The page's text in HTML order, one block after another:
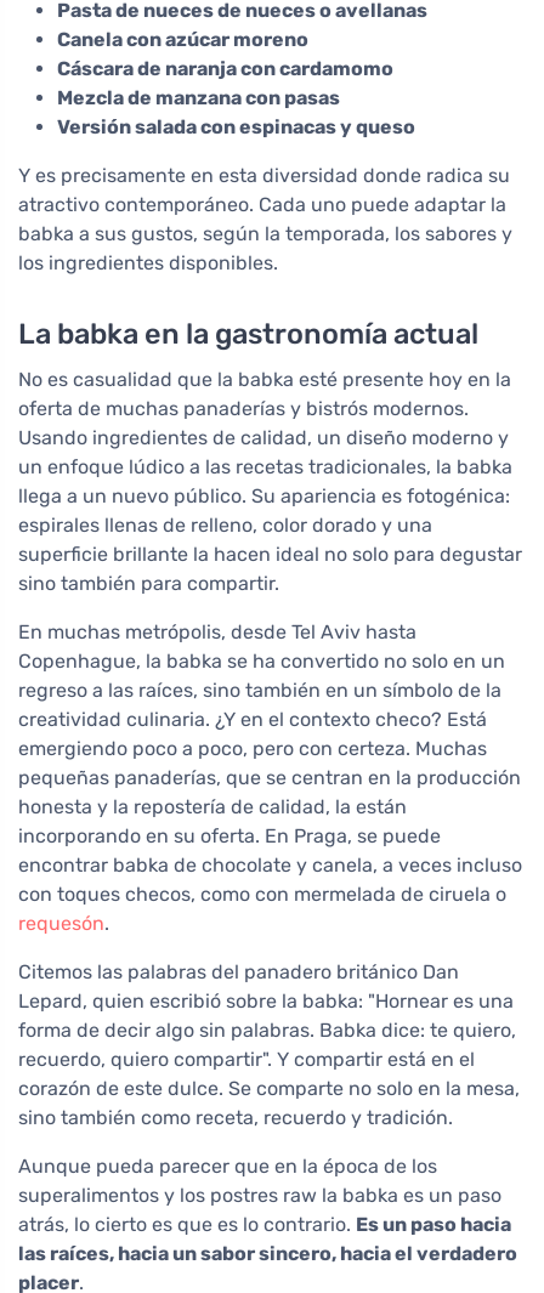
Pasta de nueces de nueces o avellanas
Canela con azúcar moreno
Cáscara de naranja con cardamomo
Mezcla de manzana con pasas
Versión salada con espinacas y queso
Y es precisamente en esta diversidad donde radica su
atractivo contemporáneo. Cada uno puede adaptar la
babka a sus gustos, según la temporada, los sabores y
los ingredientes disponibles.
La babka en la gastronomía actual
No es casualidad que la babka esté presente hoy en la
oferta de muchas panaderías y bistrós modernos.
Usando ingredientes de calidad, un diseño moderno y
un enfoque lúdico a las recetas tradicionales, la babka
llega a un nuevo público. Su apariencia es fotogénica:
espirales llenas de relleno, color dorado y una
superficie brillante la hacen ideal no solo para degustar
sino también para compartir.
En muchas metrópolis, desde Tel Aviv hasta
Copenhague, la babka se ha convertido no solo en un
regreso a las raíces, sino también en un símbolo de la
creatividad culinaria. ¿Y en el contexto checo? Está
emergiendo poco a poco, pero con certeza. Muchas
pequeñas panaderías, que se centran en la producción
honesta y la repostería de calidad, la están
incorporando en su oferta. En Praga, se puede
encontrar babka de chocolate y canela, a veces incluso
con toques checos, como con mermelada de ciruela o
requesón.
Citemos las palabras del panadero británico Dan
Lepard, quien escribió sobre la babka: "Hornear es una
forma de decir algo sin palabras. Babka dice: te quiero,
recuerdo, quiero compartir". Y compartir está en el
corazón de este dulce. Se comparte no solo en la mesa,
sino también como receta, recuerdo y tradición.
Aunque pueda parecer que en la época de los
superalimentos y los postres raw la babka es un paso
atrás, lo cierto es que es lo contrario. Es un paso hacia
las raíces, hacia un sabor sincero, hacia el verdadero
placer.